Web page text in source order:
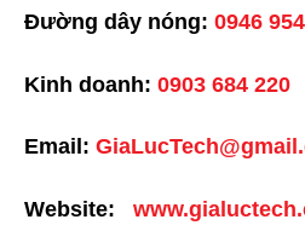
Đường dây nóng: 0946
Kinh doanh: 0903 684 220
Email:
Website: